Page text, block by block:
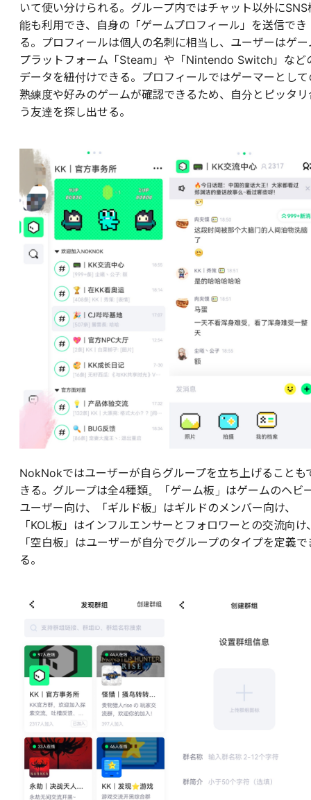
いて使い分けられる。グループ内ではチャット以外にSNS
能も利用でき、自身の「ゲームプロフィール」を送信でき
る。プロフィールは個人の名刺に相当し、ユーザーはゲー
プラットフォーム「Steam」や「Nintendo Switch」など
データを紐付けできる。プロフィールではゲーマーとして
熟練度や好みのゲームが確認できるため、自分とピッタリ
う友達を探し出せる。
NokNokではユーザーが自らグループを立ち上げることも
きる。グループは全4種類。「ゲーム板」はゲームのヘビ
ユーザー向け、「ギルド板」はギルドのメンバー向け、
「KOL板」はインフルエンサーとフォロワーとの交流向け
「空白板」はユーザーが自分でグループのタイプを定義で
る。